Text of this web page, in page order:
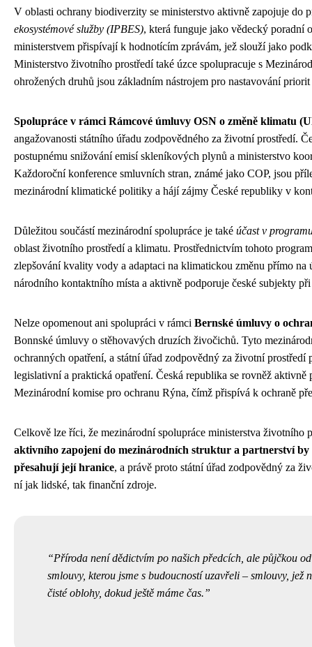
V oblasti ochrany biodiverzity se ministerstvo aktivně zapojuje do
ekosystémové služby (IPBES), která funguje jako vědecký poradní
ministerstvem přispívají k hodnotícím zprávám, jež slouží jako
Ministerstvo životního prostředí také úzce spolupracuje s
ohrožených druhů jsou základním nástrojem pro nastavování
Spolupráce v rámci Rámcové úmluvy OSN o změně klimatu
angažovanosti státního úřadu zodpovědného za životní prostředí.
postupnému snižování emisí skleníkových plynů a ministerstvo
Každoroční konference smluvních stran, známé jako COP, jsou
mezinárodní klimatické politiky a hájí zájmy České republiky v
Důležitou součástí mezinárodní spolupráce je také účast v
oblast životního prostředí a klimatu. Prostřednictvím tohoto
zlepšování kvality vody a adaptaci na klimatickou změnu přímo
národního kontaktního místa a aktivně podporuje české subjekty
Nelze opomenout ani spolupráci v rámci Bernské úmluvy o
Bonnské úmluvy o stěhovavých druzích živočichů. Tyto
ochranných opatření, a státní úřad zodpovědný za životní
legislativní a praktická opatření. Česká republika se rovněž
Mezinárodní komise pro ochranu Rýna, čímž přispívá k ochraně
Celkově lze říci, že mezinárodní spolupráce ministerstva životního
aktivního zapojení do mezinárodních struktur a partnerství
přesahují její hranice, a právě proto státní úřad zodpovědný za
ní jak lidské, tak finanční zdroje.
Příroda není dědictvím po našich předcích, ale půjčkou
smlouvy, kterou jsme s budoucností uzavřeli – smlouvy, jež
čisté oblohy, dokud ještě máme čas.